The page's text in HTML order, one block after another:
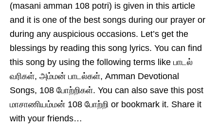
(masani amman 108 potri) is given in this article
and it is one of the best songs during our prayer or
during any auspicious occasions. Let’s get the
blessings by reading this song lyrics. You can find
this song by using the following terms like பாடல்
வரிகள், அம்மன் பாடல்கள், Amman Devotional
Songs, 108 போற்றிகள். You can also save this post
மாசாணியம்மன் 108 போற்றி or bookmark it. Share it
with your friends…